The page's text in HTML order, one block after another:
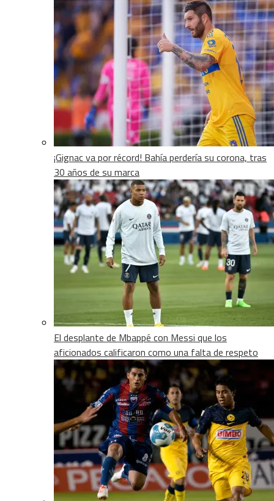
¡Gignac va por récord! Bahía perdería su corona, tras
30 años de su marca
El desplante de Mbappé con Messi que los
aficionados calificaron como una falta de respeto